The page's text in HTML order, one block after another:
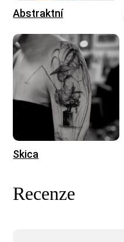
Abstraktní
Skica
Recenze